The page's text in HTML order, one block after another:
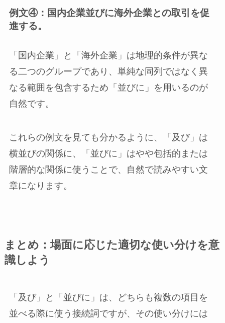
例文④：国内企業並びに海外企業との取引を促
進する。
「国内企業」と「海外企業」は地理的条件が異な
る二つのグループであり、単純な同列ではなく異
なる範囲を包含するため「並びに」を用いるのが
自然です。
これらの例文を見ても分かるように、「及び」は
横並びの関係に、「並びに」はやや包括的または
階層的な関係に使うことで、自然で読みやすい文
章になります。
まとめ：場面に応じた適切な使い分けを意
識しよう
「及び」と「並びに」は、どちらも複数の項目を
並べる際に使う接続詞ですが、その使い分けには